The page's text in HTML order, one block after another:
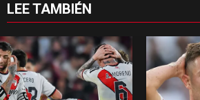
LEE TAMBIÉN